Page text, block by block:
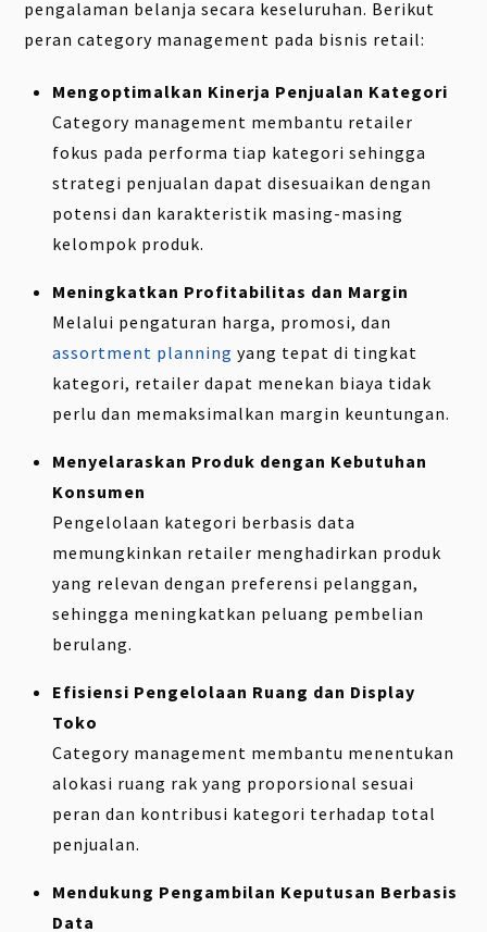
pengalaman belanja secara keseluruhan. Berikut
peran category management pada bisnis retail:
Mengoptimalkan Kinerja Penjualan Kategori
Category management membantu retailer
fokus pada performa tiap kategori sehingga
strategi penjualan dapat disesuaikan dengan
potensi dan karakteristik masing-masing
kelompok produk.
Meningkatkan Profitabilitas dan Margin
Melalui pengaturan harga, promosi, dan
assortment planning yang tepat di tingkat
kategori, retailer dapat menekan biaya tidak
perlu dan memaksimalkan margin keuntungan.
Menyelaraskan Produk dengan Kebutuhan
Konsumen
Pengelolaan kategori berbasis data
memungkinkan retailer menghadirkan produk
yang relevan dengan preferensi pelanggan,
sehingga meningkatkan peluang pembelian
berulang.
Efisiensi Pengelolaan Ruang dan Display
Toko
Category management membantu menentukan
alokasi ruang rak yang proporsional sesuai
peran dan kontribusi kategori terhadap total
penjualan.
Mendukung Pengambilan Keputusan Berbasis
Data